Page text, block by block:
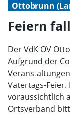
Ottobrunn
Feiern
Der VdK OV
Aufgrund der
Vatertags-
voraussichtlich
Ortsverband